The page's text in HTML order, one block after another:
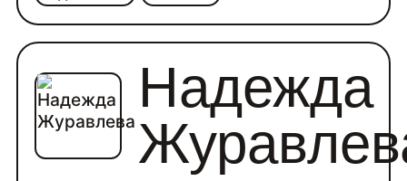
Надежда